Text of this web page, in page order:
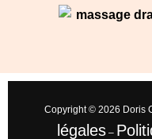
Copyright © 2026 Doris
légales–